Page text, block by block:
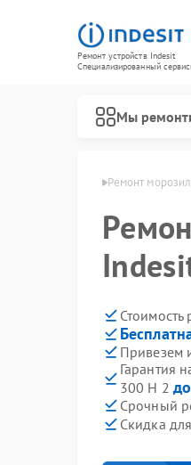
Ремонт устройств Indesit
Специализированный
Мы
Ремонт
Стоимость
Привезем
Гарантия
300 H 2
Срочный
Скидка